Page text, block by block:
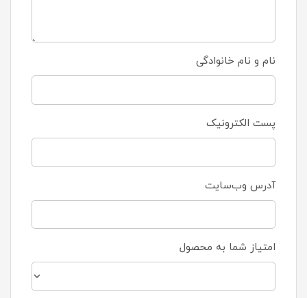
نام و نام خانوادگی
پست الکترونیک
آدرس وب‌سایت
امتیاز شما به محصول